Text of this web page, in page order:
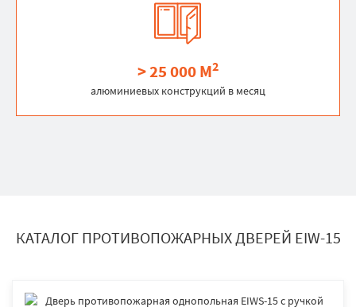
> 25 000 М2
алюминиевых конструкций в месяц
КАТАЛОГ ПРОТИВОПОЖАРНЫХ ДВЕРЕЙ EIW-15